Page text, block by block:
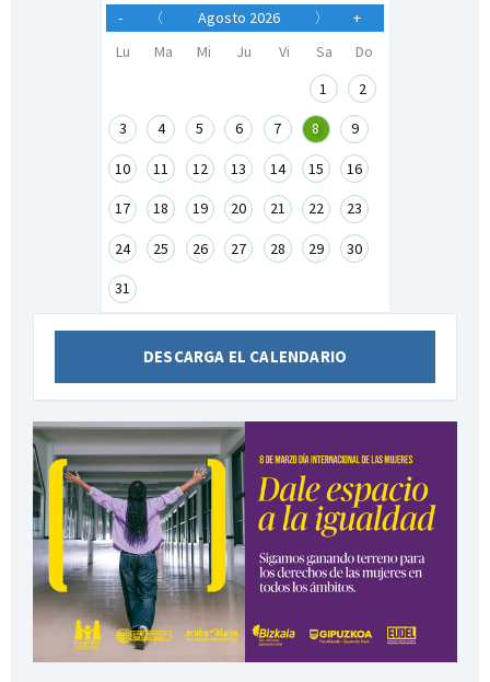
- 〈 Agosto 2026 〉
+
Lu
Ma Mi Ju Vi Sa
Do
1
2
3 4 5 6 7 8 9
10 11 12 13 14 15 16
17 18 19 20 21 22 23
24 25 26 27 28 29 30
31
DESCARGA EL CALENDARIO